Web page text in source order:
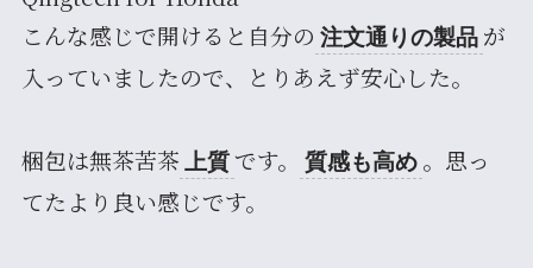
こんな感じで開けると自分の 注文通りの製品 が
入っていましたので、とりあえず安心した。
梱包は無茶苦茶 上質 です。 質感も高め 。思っ
てたより良い感じです。